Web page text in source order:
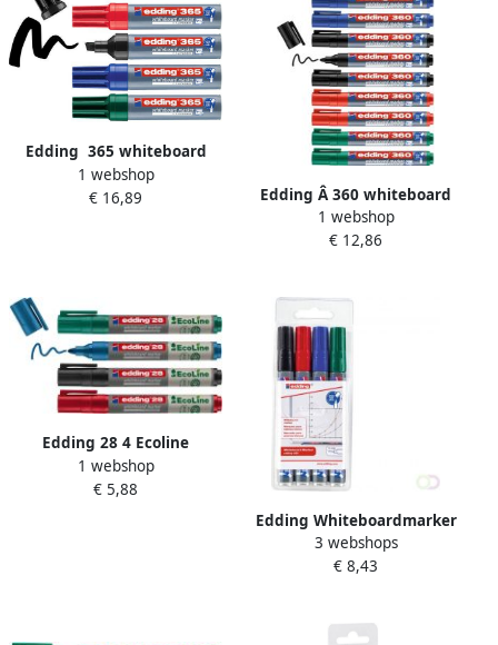
Edding 365 whiteboard
marker set van 4 assorti
1 webshop
€ 16,89
Edding Â 360 whiteboard
marker vouwdozen van 10
assorti
1 webshop
€ 12,86
Edding 28 4 Ecoline
boardmarker blister assorti
ronde punt 1 5-3 mm blister
1 webshop
€ 5,88
Edding Whiteboardmarker
250 rond 1.5-3mm assorti
etuià 4 stuks
3 webshops
€ 8,43